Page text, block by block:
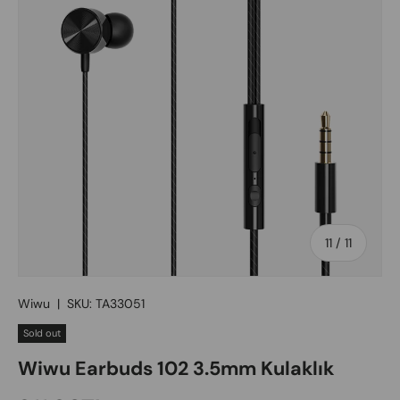
11 / of
11
Wiwu | SKU: TA33051
Sold out
Wiwu Earbuds 102 3.5mm Kulaklık